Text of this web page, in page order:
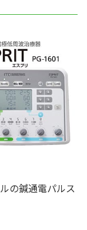
の鍼通電パルス